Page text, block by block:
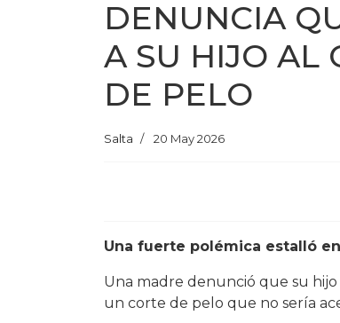
DENUNCIA
A SU HIJO AL
DE PELO
Salta 20 May 2026
Una fuerte polémica estalló
Una madre denunció que su
un corte de pelo que no sería